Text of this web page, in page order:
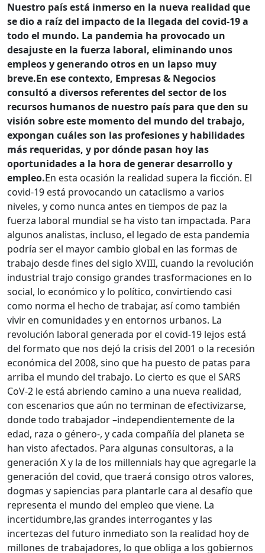
Nuestro país está inmerso en la nueva realidad que
se dio a raíz del impacto de la llegada del covid-19 a
todo el mundo. La pandemia ha provocado un
desajuste en la fuerza laboral, eliminando unos
empleos y generando otros en un lapso muy
breve.En ese contexto, Empresas & Negocios
consultó a diversos referentes del sector de los
recursos humanos de nuestro país para que den su
visión sobre este momento del mundo del trabajo,
expongan cuáles son las profesiones y habilidades
más requeridas, y por dónde pasan hoy las
oportunidades a la hora de generar desarrollo y
empleo.En esta ocasión la realidad supera la ficción. El
covid-19 está provocando un cataclismo a varios
niveles, y como nunca antes en tiempos de paz la
fuerza laboral mundial se ha visto tan impactada. Para
algunos analistas, incluso, el legado de esta pandemia
podría ser el mayor cambio global en las formas de
trabajo desde fines del siglo XVIII, cuando la revolución
industrial trajo consigo grandes trasformaciones en lo
social, lo económico y lo político, convirtiendo casi
como norma el hecho de trabajar, así como también
vivir en comunidades y en entornos urbanos. La
revolución laboral generada por el covid-19 lejos está
del formato que nos dejó la crisis del 2001 o la recesión
económica del 2008, sino que ha puesto de patas para
arriba el mundo del trabajo. Lo cierto es que el SARS
CoV-2 le está abriendo camino a una nueva realidad,
con escenarios que aún no terminan de efectivizarse,
donde todo trabajador –independientemente de la
edad, raza o género-, y cada compañía del planeta se
han visto afectados. Para algunas consultoras, a la
generación X y la de los millennials hay que agregarle la
generación del covid, que traerá consigo otros valores,
dogmas y sapiencias para plantarle cara al desafío que
representa el mundo del empleo que viene. La
incertidumbre,las grandes interrogantes y las
incertezas del futuro inmediato son la realidad hoy de
millones de trabajadores, lo que obliga a los gobiernos